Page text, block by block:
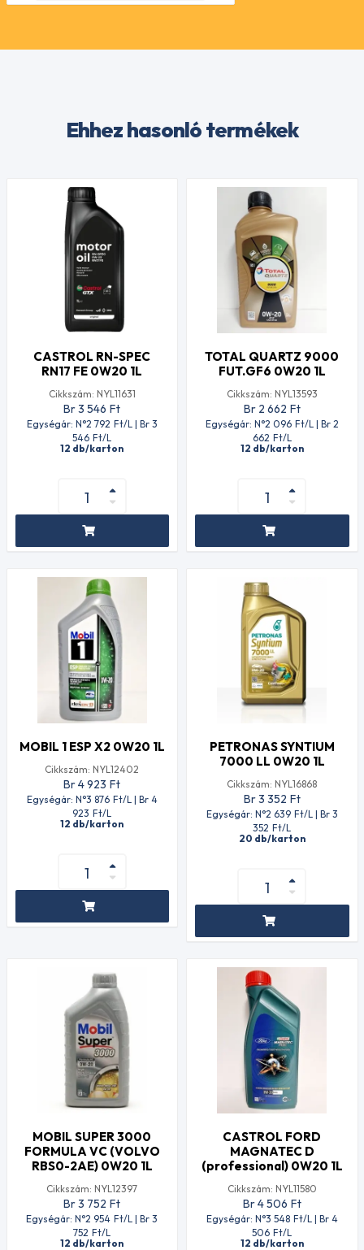
Ehhez hasonló termékek
CASTROL RN-SPEC
RN17 FE 0W20 1L
Cikkszám: NYL11631
Br 3 546 Ft
Egységár: N°2 792 Ft/L | Br 3
546 Ft/L
12 db/karton
TOTAL QUARTZ 9000
FUT.GF6 0W20 1L
Cikkszám: NYL13593
Br 2 662 Ft
Egységár: N°2 096 Ft/L | Br 2
662 Ft/L
12 db/karton
MOBIL 1 ESP X2 0W20 1L
Cikkszám: NYL12402
Br 4 923 Ft
Egységár: N°3 876 Ft/L | Br 4
923 Ft/L
12 db/karton
PETRONAS SYNTIUM
7000 LL 0W20 1L
Cikkszám: NYL16868
Br 3 352 Ft
Egységár: N°2 639 Ft/L | Br 3
352 Ft/L
20 db/karton
MOBIL SUPER 3000
FORMULA VC (VOLVO
RBS0-2AE) 0W20 1L
Cikkszám: NYL12397
Br 3 752 Ft
Egységár: N°2 954 Ft/L | Br 3
752 Ft/L
12 db/karton
CASTROL FORD
MAGNATEC D
(professional) 0W20 1L
Cikkszám: NYL11580
Br 4 506 Ft
Egységár: N°3 548 Ft/L | Br 4
506 Ft/L
12 db/karton